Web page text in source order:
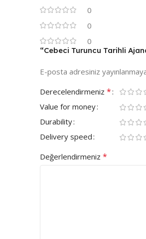
0
0
0
“Cebeci Turuncu Tarihli
E-posta adresiniz
Derecelendirmeniz *
Value for money
Durability
Delivery speed
Değerlendirmeniz *